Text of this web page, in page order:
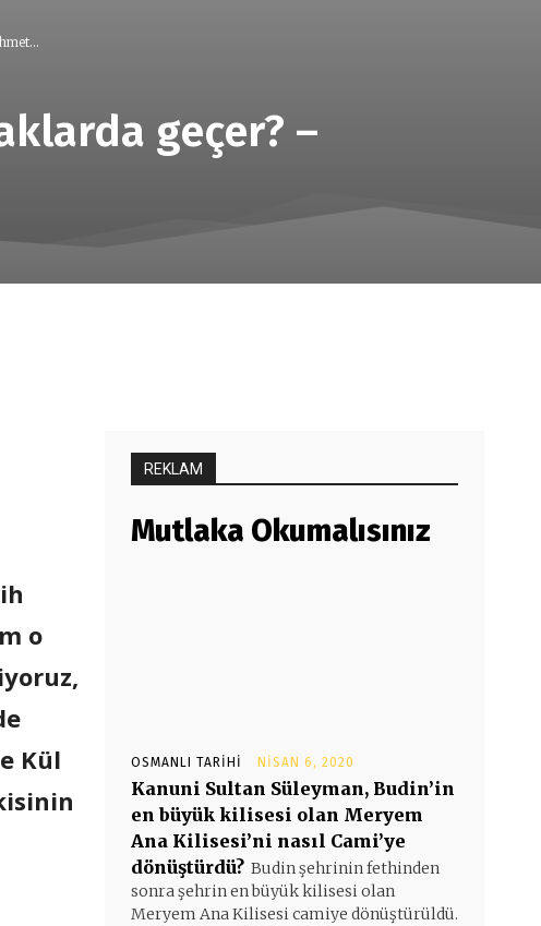
geçer? –
o
Kül
REKLAM
Mutlaka Okumalısınız
OSMANLI TARIHI NISAN 6, 2020
Kanuni Sultan Süleyman, Budin’in
en büyük kilisesi olan Meryem
Ana Kilisesi’ni nasıl Cami’ye
dönüştürdü? Budin şehrinin fethinden
sonra şehrin en büyük kilisesi olan
Meryem Ana Kilisesi camiye dönüştürüldü.